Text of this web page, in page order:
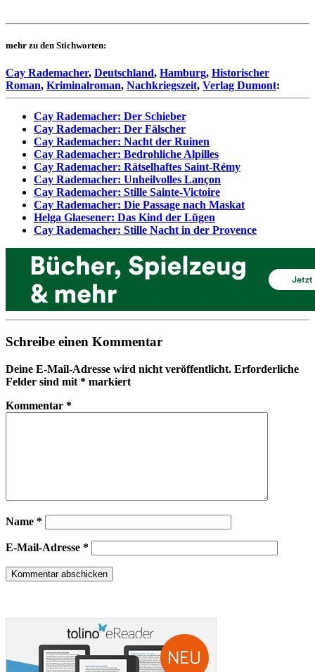
mehr zu den Stichworten:
Cay Rademacher, Deutschland, Hamburg, Historischer
Roman, Kriminalroman, Nachkriegszeit, Verlag Dumont:
Cay Rademacher: Der Schieber
Cay Rademacher: Der Fälscher
Cay Rademacher: Nacht der Ruinen
Cay Rademacher: Bedrohliche Alpilles
Cay Rademacher: Rätselhaftes Saint-Rémy
Cay Rademacher: Unheilvolles Lançon
Cay Rademacher: Stille Sainte-Victoire
Cay Rademacher: Die Passage nach Maskat
Helga Glaesener: Das Kind der Lügen
Cay Rademacher: Stille Nacht in der Provence
Schreibe einen Kommentar
Deine E-Mail-Adresse wird nicht veröffentlicht. Erforderliche
Felder sind mit * markiert
Kommentar *
Name *
E-Mail-Adresse *